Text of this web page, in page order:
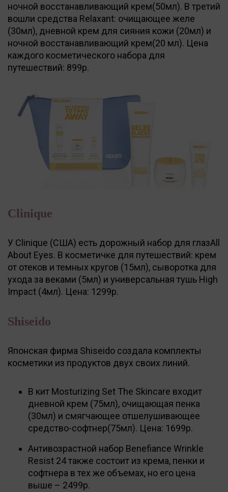
ночной восстанавливающий крем(50мл). В третий
вошли средства Relaxant: очищающее желе
(30мл), дневной крем для сияния кожи (20мл) и
ночной восстанавливающий крем(20 мл). Цена
каждого косметического набора для
путешествий: 899р.
Clinique
У Clinique (США) есть дорожный набор для глазAll
About Eyes. В косметичке для путешествий: крем
от отеков и темных кругов (15мл), сыворотка для
ухода за веками (5мл) и универсальная тушь High
Impact (4мл). Цена: 1299р.
Shiseido
Японская фирма Shiseido создала комплекты
косметики из продуктов двух своих линий.
В кит Mosturizing Set The Skincare входит
дневной крем (75мл), очищающая пенка
(30мл) и смягчающее отшелушивающее
средство-софтнер(75мл). Цена: 1699р.
Антивозрастной набор Benefiance Wrinkle
Resist 24 также состоит из крема, пенки и
софтнера в тех же объемах, но его цена
выше – 2499р.